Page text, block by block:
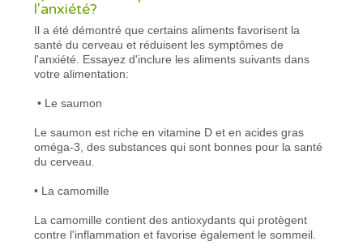
l'anxiété?
Il a été démontré que certains aliments favorisent la
santé du cerveau et réduisent les symptômes de
l'anxiété. Essayez d'inclure les aliments suivants dans
votre alimentation:
• Le saumon
Le saumon est riche en vitamine D et en acides gras
oméga-3, des substances qui sont bonnes pour la santé
du cerveau.
• La camomille
La camomille contient des antioxydants qui protègent
contre l'inflammation et favorise également le sommeil.